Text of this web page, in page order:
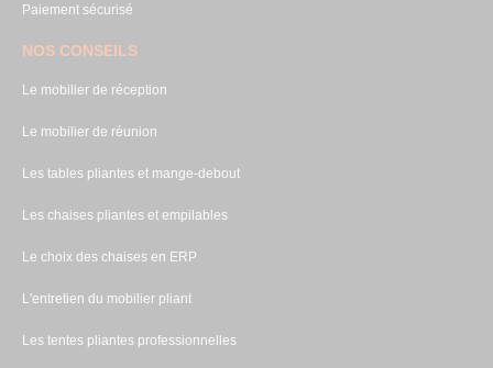
Paiement sécurisé
NOS CONSEILS
Le mobilier de réception
Le mobilier de réunion
Les tables pliantes et mange-debout
Les chaises pliantes et empilables
Le choix des chaises en ERP
L'entretien du mobilier pliant
Les tentes pliantes professionnelles